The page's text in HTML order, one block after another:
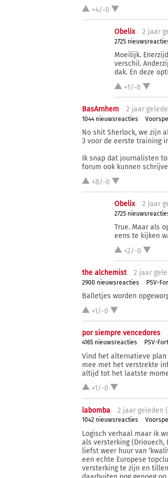
+4/-0
Obelix 2 jaar
2725
Moeilijk.
verschil.
dak. En deze
+1/-0
BasArnhem 2 jaar
1044 nieuwsreacties
No shit Sherlock, we zijn
3 voor de eerste training
Ik snap dat journalisten
forum ook kunnen
+8/-0
Obelix 2 jaar
2725
True. Maar als
eens te kijken
+2/-0
the alchemist 2 jaar
2900 nieuwsreacties PSV-
Balletjes worden
+1/-0
por siempre vencedores
4165 nieuwsreacties PSV-
Vind het alternatieve
mee met het verstrekte
altijd tot het laatste
+1/-0
labomba 2 jaar geleden (
1042 nieuwsreacties
Logisch verhaal maar ik
als versterking
liefst weer huur van
een echte Europese
versterking te zijn en